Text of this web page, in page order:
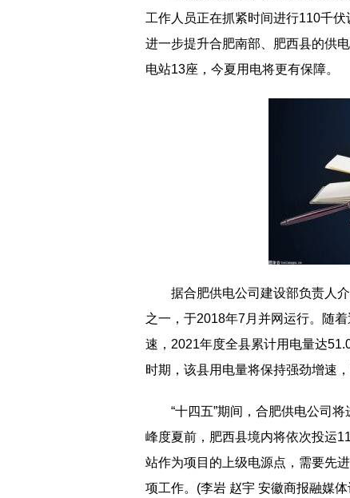
工作人员正在抓紧时间进行110千
进一步提升合肥南部、肥西县的供
电站13座，今夏用电将更有保障。
据合肥供电公司建设部负责人
之一，于2018年7月并网运行。随
速，2021年度全县累计用电量达
时期，该县用电量将保持强劲增速
“十四五”期间，合肥供电公司
峰度夏前，肥西县境内将依次投运
站作为项目的上级电源点，需要先
项工作。(李岩 赵宇 安徽商报融媒